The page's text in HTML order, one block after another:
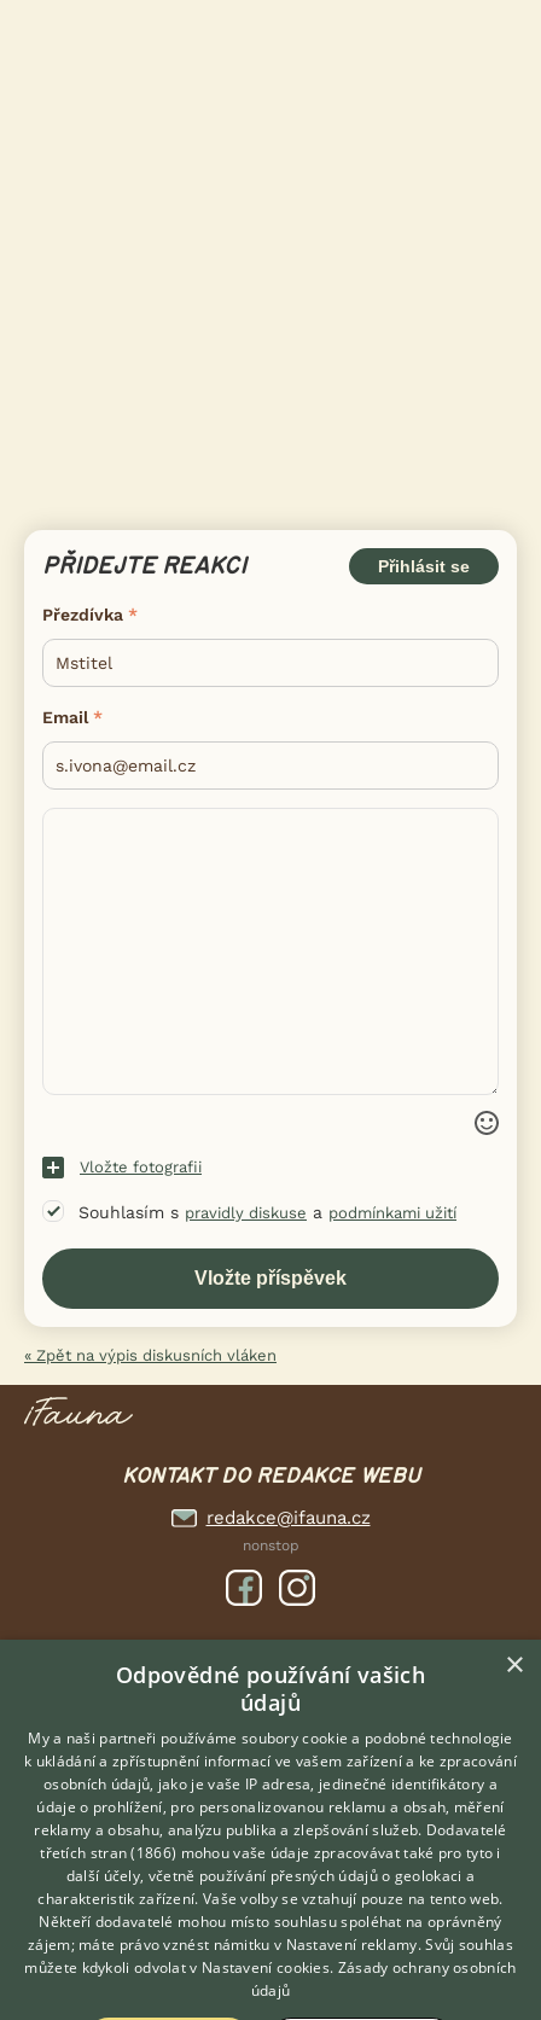
PŘIDEJTE REAKCI Přihlásit se
Přezdívka
Email
Vložte fotografii
Souhlasím s pravidly diskuse a podmínkami užití
« Zpět na výpis diskusních vláken
KONTAKT DO REDAKCE WEBU
redakce@ifauna.cz
nonstop
DOMOVSKÁ STRÁNKA
INZERCE
DISKUSE
ČLÁNKY
O nás
Kontakt
Možnosti zvýraznění inzerátů
Podmínky užití
Zpracování osobních údajů
Přihlášení
Hledáte zvířecího kamaráda?
Zdarma vám poradí
VETERINÁŘ ONLINE
KONZULTOVAT S
VETERINÁŘEM
×
Odpovědné používání vašich
údajů
My a naši partneři používáme soubory cookie a podobné technologie
k ukládání a zpřístupnění informací ve vašem zařízení a ke zpracování
osobních údajů, jako je vaše IP adresa, jedinečné identifikátory a
údaje o prohlížení, pro personalizovanou reklamu a obsah, měření
reklamy a obsahu, analýzu publika a zlepšování služeb. Dodavatelé
třetích stran (1866) mohou vaše údaje zpracovávat také pro tyto i
další účely, včetně používání přesných údajů o geolokaci a
charakteristik zařízení. Vaše volby se vztahují pouze na tento web.
Někteří dodavatelé mohou místo souhlasu spoléhat na oprávněný
zájem; máte právo vznést námitku v Nastavení reklamy. Svůj souhlas
můžete kdykoli odvolat v Nastavení cookies. Zásady ochrany osobních
údajů